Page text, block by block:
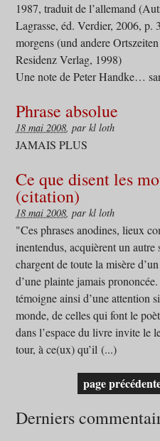
1987, traduit de l’allemand
Lagrasse, éd. Verdier, 2006, p.
morgens (und andere
Residenz Verlag, 1998)
Une note de Peter Handke…
Phrase absolue
18 mai 2008, par kl loth
JAMAIS PLUS
Ce que disent les
(citation)
18 mai 2008, par kl loth
"Ces phrases anodines, lieux
inentendus, acquièrent un autre
chargent de toute la misère
d’une plainte jamais
témoigne ainsi d’une attention
monde, de celles qui font le
dans l’espace du livre invite le
tour, à ce(ux) qu’il (...)
page
Derniers